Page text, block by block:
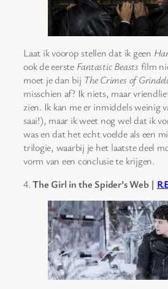
Laat ik voorop stellen dat ik geen
ook de eerste Fantastic Beasts film
moet je dan bij The Crimes of
misschien af? Ik niets, maar
zien. Ik kan me er inmiddels weinig
saai!), maar ik weet nog wel dat ik
was en dat het echt voelde als een
trilogie, waarbij je het laatste deel
vorm van een conclusie te krijgen.
4.The Girl in the Spider’s Web |